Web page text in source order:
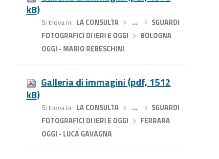
kB)
Si trova in LA CONSULTA› …
SGUARDI
FOTOGRAFICI DI IERI E OGGI
BOLOGNA
OGGI - MARIO REBESCHINI
Galleria di immagini (pdf, 1512
kB)
Si trova in LA CONSULTA› …
SGUARDI
FOTOGRAFICI DI IERI E OGGI
FERRARA
OGGI - LUCA GAVAGNA